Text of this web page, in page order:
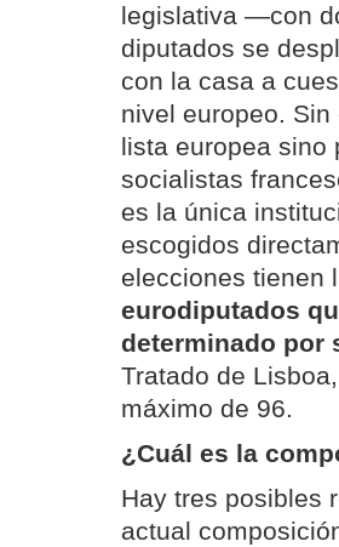
legislativa —con
diputados se
con la casa a
nivel europeo.
lista europea sino
socialistas
es la única
escogidos
elecciones tienen
eurodiputados
determinado por
Tratado de
máximo de 96.
¿Cuál es la
Hay tres posibles
actual